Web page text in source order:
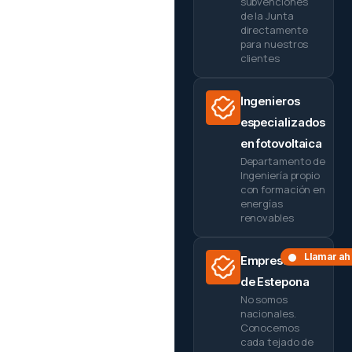
de la Junta
directamente
para nuestros
clientes
Ingenieros
especializados
en fotovoltaica
Departamento de
Ingeniería propio
con formación en
energías
renovables
Empresa local
de Estepona
No somos
nacionales.
Conocemos
cada tejado de
Llamar